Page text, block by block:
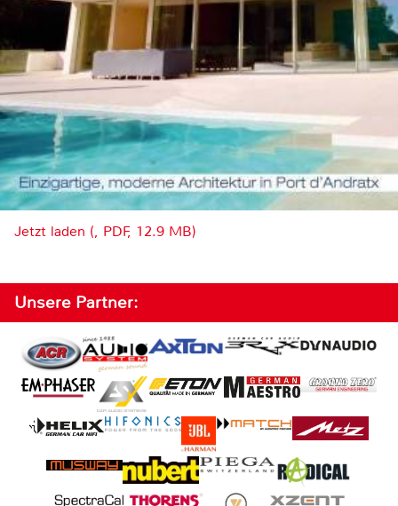
Jetzt laden (, PDF, 12.9 MB)
Unsere Partner: